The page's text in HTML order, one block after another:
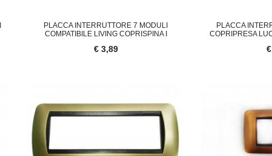
PLACCA INTERRUTTORE 7 MODULI
COMPATIBILE LIVING COPRISPINA I
€ 3,89
PLACCA
COPRIPRESA